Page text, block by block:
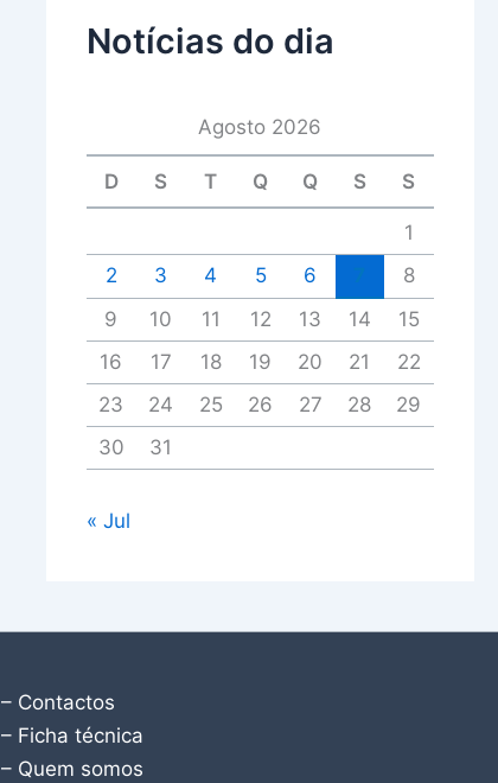
Notícias do dia
Agosto 2026
D S T Q Q S S
1
2
3 4 5 6
8
9
10 11 12 13 14
15
16
17 18 19 20 21
22
23
24 25 26 27 28
29
30
31
« Jul
– Contactos
– Ficha técnica
– Quem somos